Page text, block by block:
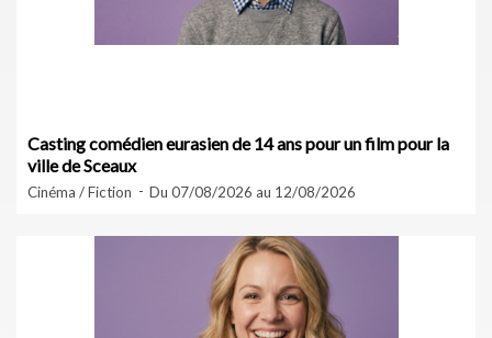
Casting comédien eurasien de 14 ans pour un film pour la
ville de Sceaux
Cinéma / Fiction Du 07/08/2026 au 12/08/2026